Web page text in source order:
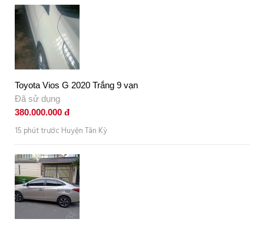
Toyota Vios G 2020 Trắng 9 vạn
Đã sử dụng
380.000.000 đ
15 phút trước Huyện Tân Kỳ